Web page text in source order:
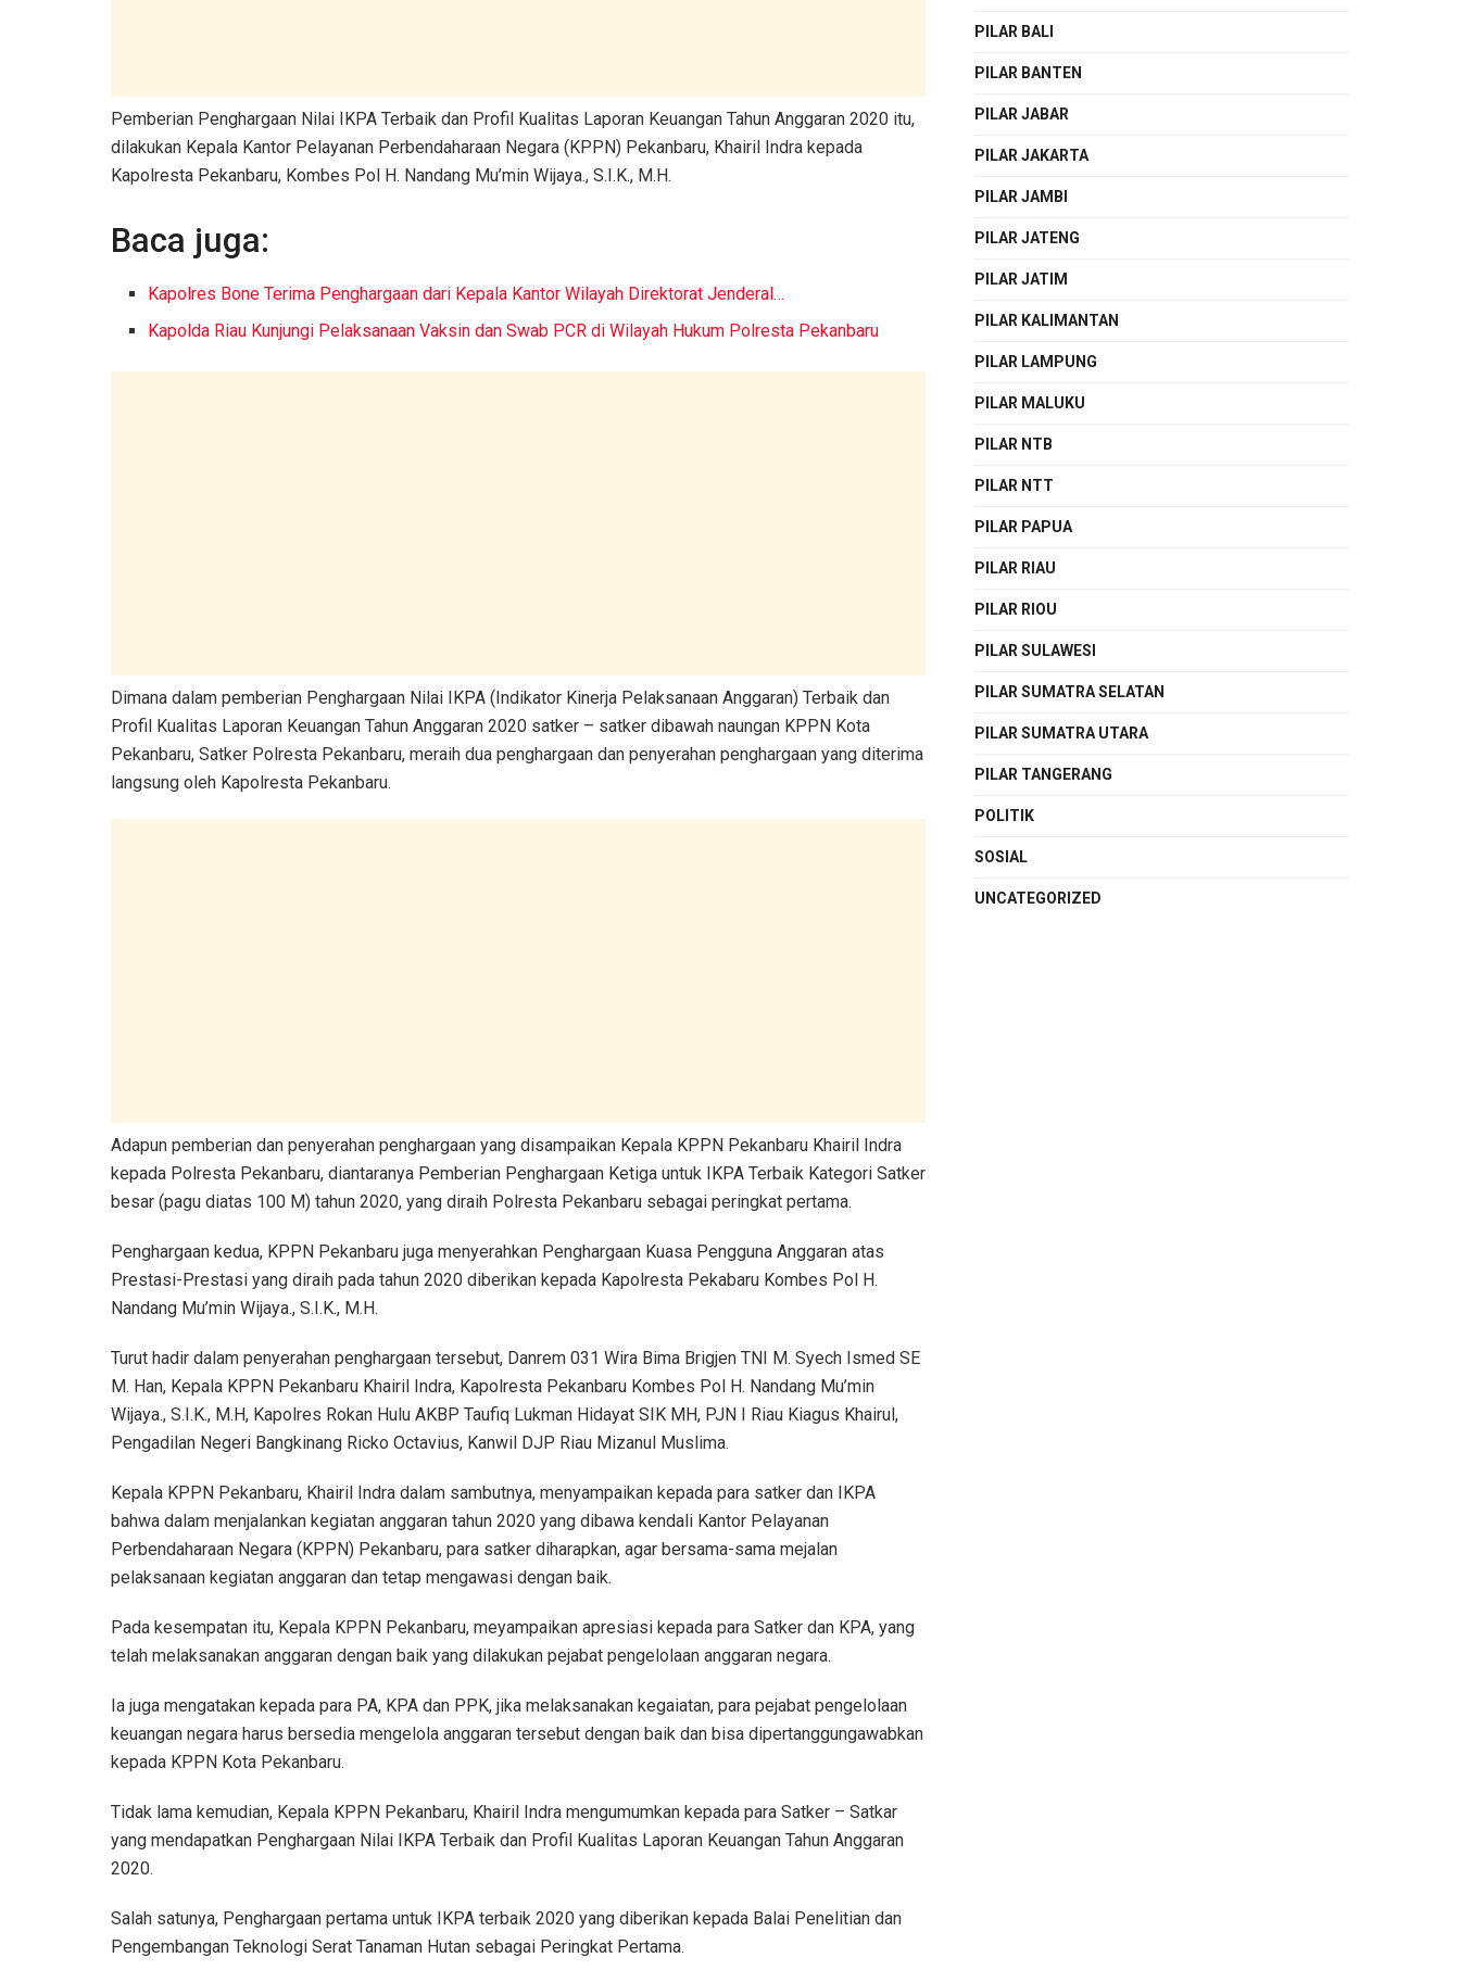
Pemberian Penghargaan Nilai IKPA Terbaik dan Profil Kualitas Laporan Keuangan Tahun Anggaran 2020 itu,
dilakukan Kepala Kantor Pelayanan Perbendaharaan Negara (KPPN) Pekanbaru, Khairil Indra kepada
Kapolresta Pekanbaru, Kombes Pol H. Nandang Mu’min Wijaya., S.I.K., M.H.
Baca juga:
Kapolres Bone Terima Penghargaan dari Kepala Kantor Wilayah Direktorat Jenderal…
Kapolda Riau Kunjungi Pelaksanaan Vaksin dan Swab PCR di Wilayah Hukum Polresta Pekanbaru
Dimana dalam pemberian Penghargaan Nilai IKPA (Indikator Kinerja Pelaksanaan Anggaran) Terbaik dan
Profil Kualitas Laporan Keuangan Tahun Anggaran 2020 satker – satker dibawah naungan KPPN Kota
Pekanbaru, Satker Polresta Pekanbaru, meraih dua penghargaan dan penyerahan penghargaan yang diterima
langsung oleh Kapolresta Pekanbaru.
Adapun pemberian dan penyerahan penghargaan yang disampaikan Kepala KPPN Pekanbaru Khairil Indra
kepada Polresta Pekanbaru, diantaranya Pemberian Penghargaan Ketiga untuk IKPA Terbaik Kategori Satker
besar (pagu diatas 100 M) tahun 2020, yang diraih Polresta Pekanbaru sebagai peringkat pertama.
Penghargaan kedua, KPPN Pekanbaru juga menyerahkan Penghargaan Kuasa Pengguna Anggaran atas
Prestasi-Prestasi yang diraih pada tahun 2020 diberikan kepada Kapolresta Pekabaru Kombes Pol H.
Nandang Mu’min Wijaya., S.I.K., M.H.
Turut hadir dalam penyerahan penghargaan tersebut, Danrem 031 Wira Bima Brigjen TNI M. Syech Ismed SE
M. Han, Kepala KPPN Pekanbaru Khairil Indra, Kapolresta Pekanbaru Kombes Pol H. Nandang Mu’min
Wijaya., S.I.K., M.H, Kapolres Rokan Hulu AKBP Taufiq Lukman Hidayat SIK MH, PJN I Riau Kiagus Khairul,
Pengadilan Negeri Bangkinang Ricko Octavius, Kanwil DJP Riau Mizanul Muslima.
Kepala KPPN Pekanbaru, Khairil Indra dalam sambutnya, menyampaikan kepada para satker dan IKPA
bahwa dalam menjalankan kegiatan anggaran tahun 2020 yang dibawa kendali Kantor Pelayanan
Perbendaharaan Negara (KPPN) Pekanbaru, para satker diharapkan, agar bersama-sama mejalan
pelaksanaan kegiatan anggaran dan tetap mengawasi dengan baik.
Pada kesempatan itu, Kepala KPPN Pekanbaru, meyampaikan apresiasi kepada para Satker dan KPA, yang
telah melaksanakan anggaran dengan baik yang dilakukan pejabat pengelolaan anggaran negara.
Ia juga mengatakan kepada para PA, KPA dan PPK, jika melaksanakan kegaiatan, para pejabat pengelolaan
keuangan negara harus bersedia mengelola anggaran tersebut dengan baik dan bisa dipertanggungawabkan
kepada KPPN Kota Pekanbaru.
Tidak lama kemudian, Kepala KPPN Pekanbaru, Khairil Indra mengumumkan kepada para Satker – Satkar
yang mendapatkan Penghargaan Nilai IKPA Terbaik dan Profil Kualitas Laporan Keuangan Tahun Anggaran
2020.
Salah satunya, Penghargaan pertama untuk IKPA terbaik 2020 yang diberikan kepada Balai Penelitian dan
Pengembangan Teknologi Serat Tanaman Hutan sebagai Peringkat Pertama.
PILAR BALI
PILAR BANTEN
PILAR JABAR
PILAR JAKARTA
PILAR JAMBI
PILAR JATENG
PILAR JATIM
PILAR KALIMANTAN
PILAR LAMPUNG
PILAR MALUKU
PILAR NTB
PILAR NTT
PILAR PAPUA
PILAR RIAU
PILAR RIOU
PILAR SULAWESI
PILAR SUMATRA SELATAN
PILAR SUMATRA UTARA
PILAR TANGERANG
POLITIK
SOSIAL
UNCATEGORIZED